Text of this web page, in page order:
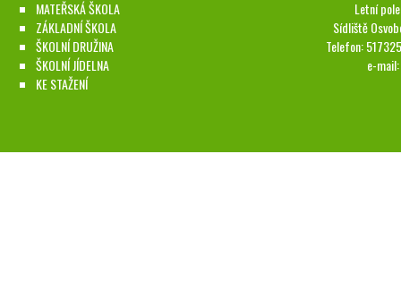
MATEŘSKÁ ŠKOLA
ZÁKLADNÍ ŠKOLA
ŠKOLNÍ DRUŽINA
ŠKOLNÍ JÍDELNA
KE STAŽENÍ
Letní
Sídliště
Telefon:
e-mail: